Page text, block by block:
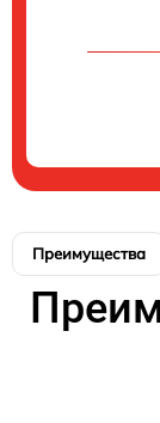
Преимущества